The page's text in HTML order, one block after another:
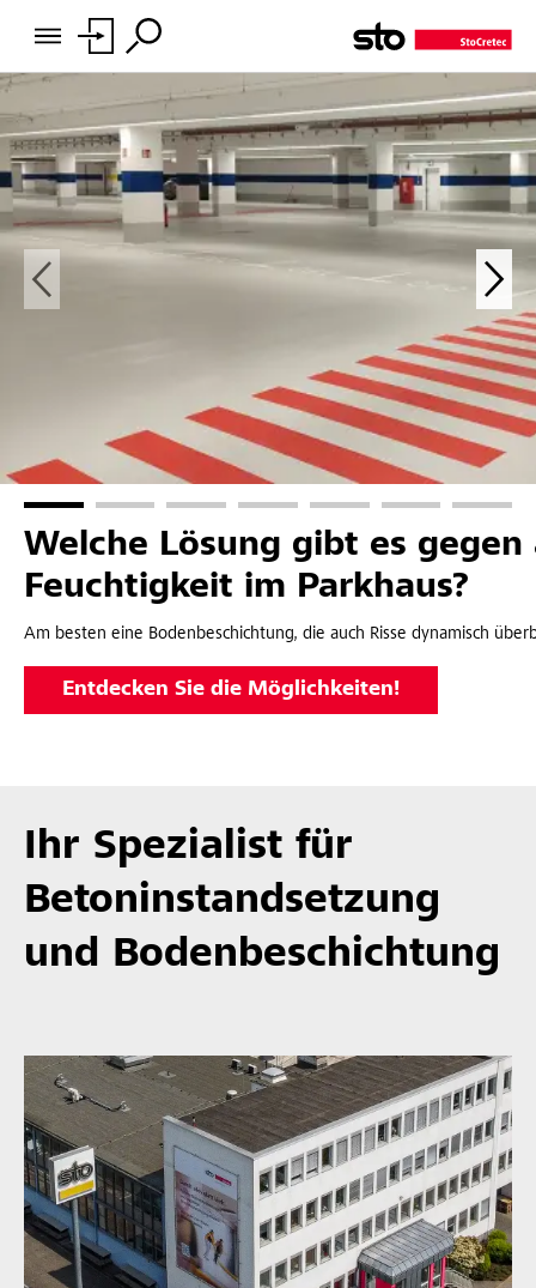
Welche Lösung gibt es
Feuchtigkeit im Parkhaus?
Am besten eine Bodenbeschichtung, die auch Risse dynamisch
Entdecken Sie die Möglichkeiten!
Ihr Spezialist für
Betoninstandsetzung
und Bodenbeschichtung